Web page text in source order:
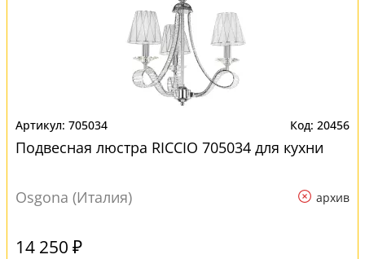
705034 20456
Подвесная люстра RICCIO 705034 для кухни
Osgona (Италия) архив
14 250 ₽